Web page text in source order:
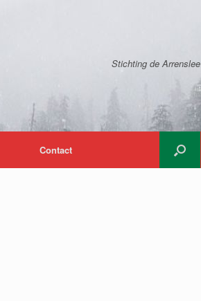
Stichting de Arrenslee
Contact